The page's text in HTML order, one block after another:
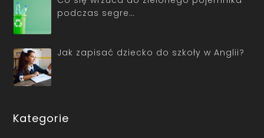
podczas segre…
Jak zapisać dziecko do szkoły w Anglii?
Kategorie